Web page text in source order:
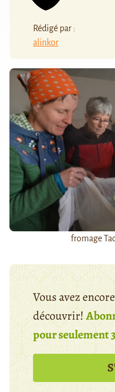
Rédigé par :
alinkor
fromage
Vous avez
découvrir!
pour seulement